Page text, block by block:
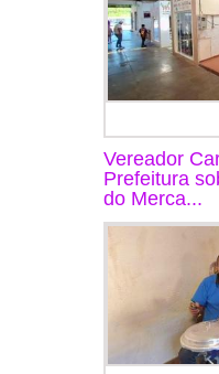
Vereador
Prefeitura
do Merca...